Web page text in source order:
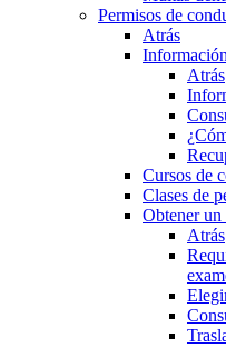
Permisos de
Atrás
Atrás
Cursos de
Clases de
Obtener
Atrás